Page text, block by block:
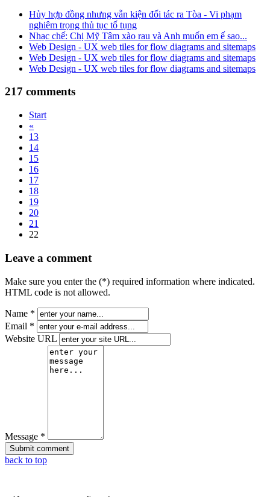
Hủy hợp đồng nhưng vẫn kiện đối tác ra Tòa - Vi phạm
nghiêm trọng thủ tục tố tụng
Nhạc chế: Chị Mỹ Tâm xào rau và Anh muốn em ế sao...
Web Design - UX web tiles for flow diagrams and sitemaps
Web Design - UX web tiles for flow diagrams and sitemaps
Web Design - UX web tiles for flow diagrams and sitemaps
217 comments
Start
«
13
14
15
16
17
18
19
20
21
22
Leave a comment
Make sure you enter the (*) required information where indicated.
HTML code is not allowed.
Name *
Email *
Website URL
Message *
back to top